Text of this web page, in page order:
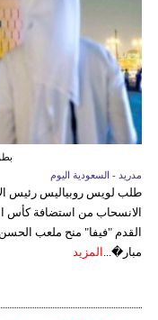
مدريد - السعودية اليوم
طلب لويس روبياليس رئيس
القدم "فيفا" منح ملعب الحسن
مبار�...
المزيد